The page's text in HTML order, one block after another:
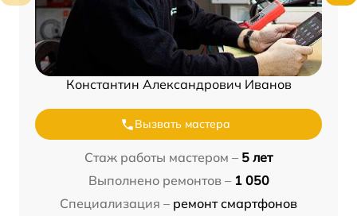
Константин Александрович Иванов
Вызвать мастера
Стаж работы мастером – 5 лет
Выполнено ремонтов – 1 050
Специализация – ремонт смартфонов